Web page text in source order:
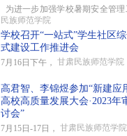
为进一步加强学校暑期安全管理
民族师范学院
学校召开“一站式”学生社区
式建设工作推进会
7月16日下午， 甘肃民族师范学院
高君智、李锦煜参加“新建应
高校高质量发展大会·2023年
讨会”
7月15日-17日， 甘肃民族师范学院